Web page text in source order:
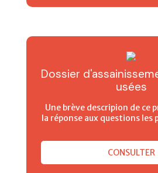
Dossier
usées
Une brève descripion de ce
la réponse aux questions les
CONSULTER